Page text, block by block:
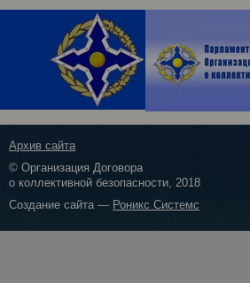
Архив сайта
© Организация Договора
о коллективной безопасности, 2018
Создание сайта — Роникс Системс